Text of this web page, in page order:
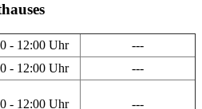
- 12:00 Uhr
---
- 12:00 Uhr ---
- 12:00 Uhr ---